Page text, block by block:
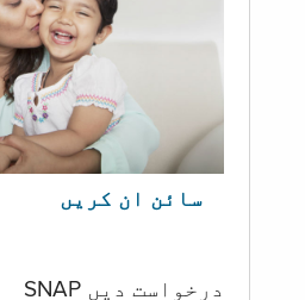
سائن ان کریں
درخواست دیں SNAP